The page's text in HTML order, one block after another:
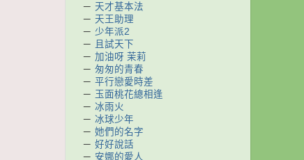
－ 天才基本法
－ 天王助理
－ 少年派2
－ 且試天下
－ 加油呀 茉莉
－ 匆匆的青春
－ 平行戀愛時差
－ 玉面桃花總相逢
－ 冰雨火
－ 冰球少年
－ 她們的名字
－ 好好說話
－ 安娜的愛人